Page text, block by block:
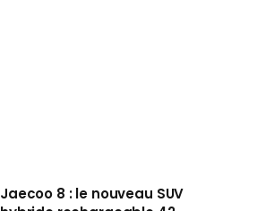
Jaecoo 8 : le nouveau SUV